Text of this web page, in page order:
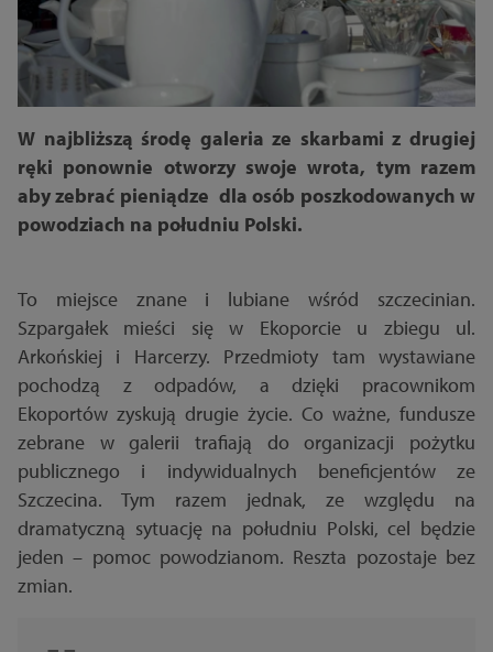
W najbliższą środę galeria ze skarbami z drugiej
ręki ponownie otworzy swoje wrota, tym razem
aby zebrać pieniądze dla osób poszkodowanych w
powodziach na południu Polski.
To miejsce znane i lubiane wśród szczecinian.
Szpargałek mieści się w Ekoporcie u zbiegu ul.
Arkońskiej i Harcerzy. Przedmioty tam wystawiane
pochodzą z odpadów, a dzięki pracownikom
Ekoportów zyskują drugie życie. Co ważne, fundusze
zebrane w galerii trafiają do organizacji pożytku
publicznego i indywidualnych beneficjentów ze
Szczecina. Tym razem jednak, ze względu na
dramatyczną sytuację na południu Polski, cel będzie
jeden – pomoc powodzianom. Reszta pozostaje bez
zmian.